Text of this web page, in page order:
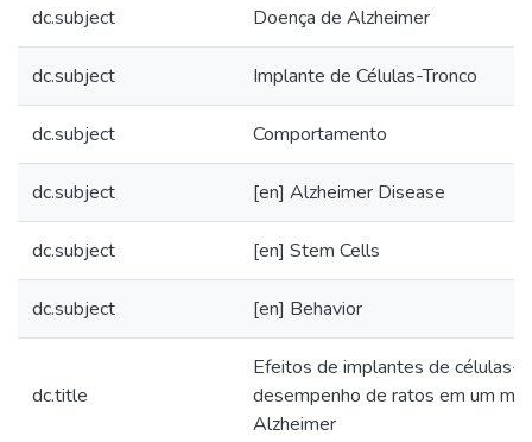
dc.subject Doença de Alzheimer
dc.subject Implante de Células-Tronco
dc.subject Comportamento
dc.subject [en] Alzheimer Disease
dc.subject [en] Stem Cells
dc.subject [en] Behavior
dc.title
Efeitos de implantes de células-
desempenho de ratos em um
Alzheimer